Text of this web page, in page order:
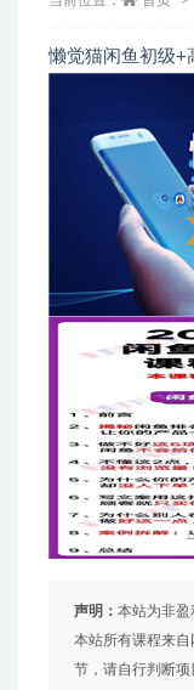
懒觉猫闲鱼初级+
声明： 本站为非盈
本站所有课程来
节，请自行判断